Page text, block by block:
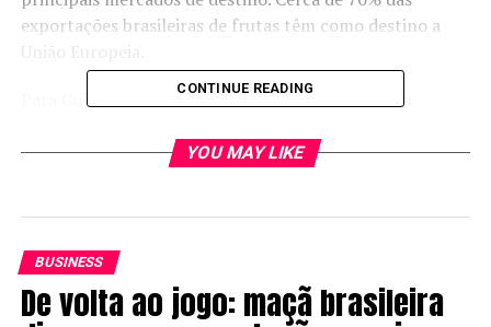
exportações brasileiras de frutas têm como destino a
Para Guilherme Coelho, presidente da Associação
Derivados(Abrafrutas), o impacto será direto em
“No caso da uva, a tarifa vai a zero imediatamente, o que
melhora a competitividade. Já para frutas como melão,
melancia e limão, a redução será ao longo de até sete
CONTINUE READING
YOU MAY LIKE
BUSINESS
De volta ao jogo: maçã brasileira